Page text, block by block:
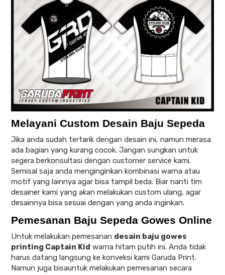
Melayani Custom Desain Baju Sepeda
Jika anda sudah tertarik dengan desain ini, namun merasa
ada bagian yang kurang cocok. Jangan sungkan untuk
segera berkonsultasi dengan customer service kami.
Semisal saja anda menginginkan kombinasi warna atau
motif yang lainnya agar bisa tampil beda. Biar nanti tim
desainer kami yang akan melakukan custom ulang, agar
desainnya bisa sesuai dengan yang anda inginkan.
Pemesanan Baju Sepeda Gowes Online
Untuk melakukan pemesanan desain baju gowes
printing Captain Kid warna hitam putih ini. Anda tidak
harus datang langsung ke konveksi kami Garuda Print.
Namun juga bisauntuk melakukan pemesanan secara